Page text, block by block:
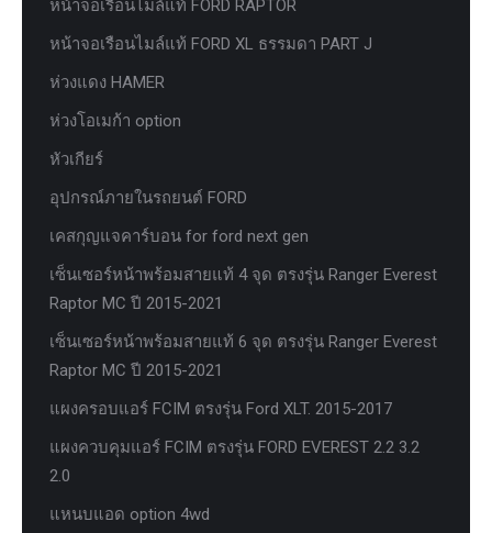
หน้าจอเรือนไมล์แท้ FORD RAPTOR
หน้าจอเรือนไมล์แท้ FORD XL ธรรมดา PART J
ห่วงแดง HAMER
ห่วงโอเมก้า option
หัวเกียร์
อุปกรณ์ภายในรถยนต์ FORD
เคสกุญแจคาร์บอน for ford next gen
เซ็นเซอร์หน้าพร้อมสายแท้ 4 จุด ตรงรุ่น Ranger Everest
Raptor MC ปี 2015-2021
เซ็นเซอร์หน้าพร้อมสายแท้ 6 จุด ตรงรุ่น Ranger Everest
Raptor MC ปี 2015-2021
แผงครอบแอร์ FCIM ตรงรุ่น Ford XLT. 2015-2017
แผงควบคุมแอร์ FCIM ตรงรุ่น FORD EVEREST 2.2 3.2
2.0
แหนบแอด option 4wd